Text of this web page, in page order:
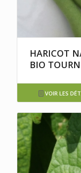
HARICOT
BIO
VOIR LES